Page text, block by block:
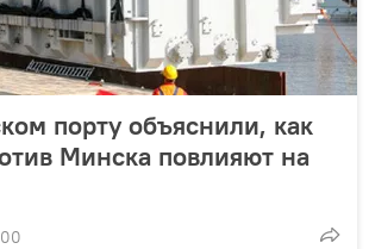
порту объяснили, как
Минска повлияют на